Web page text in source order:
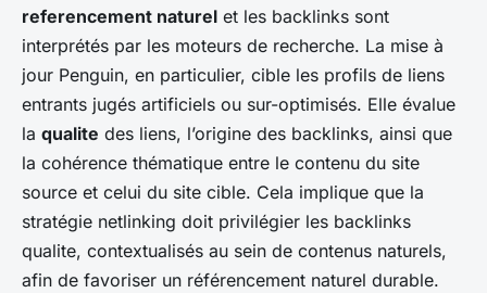
referencement naturel et les backlinks sont
interprétés par les moteurs de recherche. La mise à
jour Penguin, en particulier, cible les profils de liens
entrants jugés artificiels ou sur-optimisés. Elle évalue
la qualite des liens, l’origine des backlinks, ainsi que
la cohérence thématique entre le contenu du site
source et celui du site cible. Cela implique que la
stratégie netlinking doit privilégier les backlinks
qualite, contextualisés au sein de contenus naturels,
afin de favoriser un référencement naturel durable.